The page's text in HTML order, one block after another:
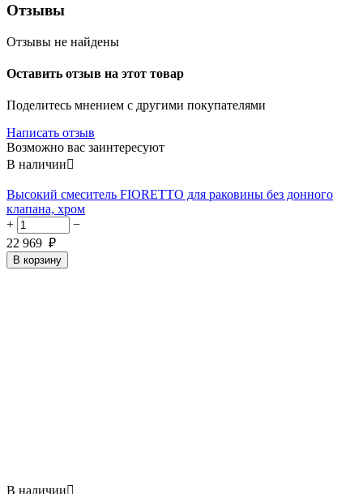
Отзывы
Отзывы не найдены
Оставить отзыв на этот товар
Поделитесь мнением с другими покупателями
Написать отзыв
Возможно вас заинтересуют
В наличии
Высокий смеситель FIORETTO для раковины без донного
клапана, хром
+
−
22 969 ₽
В корзину
В наличии